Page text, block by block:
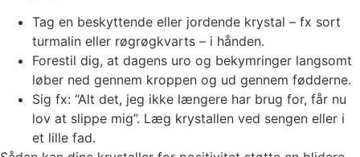
Tag en beskyttende eller jordende krystal – fx sort
turmalin eller røgrøgkvarts – i hånden.
Forestil dig, at dagens uro og bekymringer langsomt
løber ned gennem kroppen og ud gennem fødderne.
Sig fx: “Alt det, jeg ikke længere har brug for, får nu
lov at slippe mig”. Læg krystallen ved sengen eller i
et lille fad.